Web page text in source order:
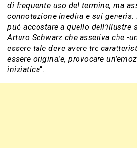
di frequente uso del termine, ma
connotazione inedita e sui generis.
può accostare a quello dell’illustre
Arturo Schwarz che asseriva che -
essere tale deve avere tre
essere originale, provocare
iniziatica“.